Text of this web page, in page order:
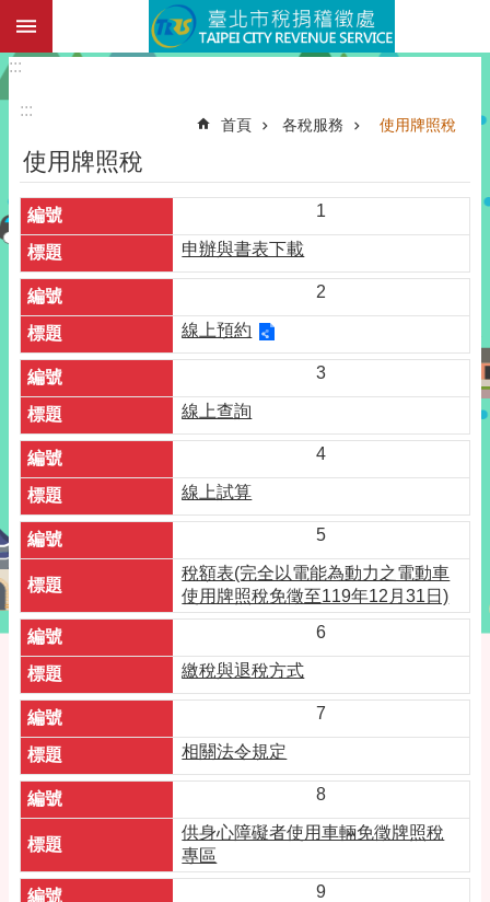
跳到主要內容區塊
:::
:::
首頁 各稅服務 使用牌照稅
使用牌照稅
1
申辦與書表下載
2
線上預約
3
線上查詢
4
線上試算
5
稅額表(完全以電能為動力之電動車
使用牌照稅免徵至119年12月31日)
6
繳稅與退稅方式
7
相關法令規定
8
供身心障礙者使用車輛免徵牌照稅
專區
9